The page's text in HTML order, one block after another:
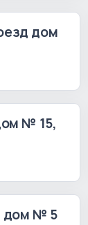
дом
№ 15,
дом № 5